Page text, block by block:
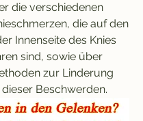
die verschiedenen
die auf den
Innenseite des Knies
sind, sowie über
zur Linderung
Beschwerden.